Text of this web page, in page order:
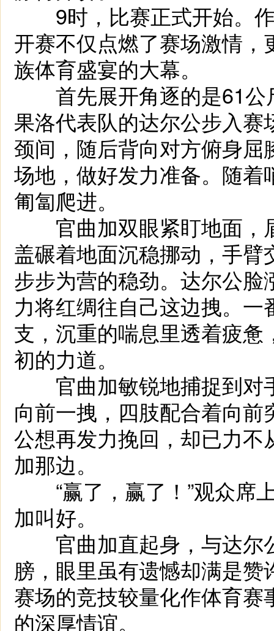
9时，比赛正式开始。作
开赛不仅点燃了赛场激情
族体育盛宴的大幕。
首先展开角逐的是61公
果洛代表队的达尔公步入
颈间，随后背向对方俯身
场地，做好发力准备。随
匍匐爬进。
官曲加双眼紧盯地面，
盖碾着地面沉稳挪动，手
步步为营的稳劲。达尔公
力将红绸往自己这边拽。
支，沉重的喘息里透着疲
初的力道。
官曲加敏锐地捕捉到对
向前一拽，四肢配合着向
公想再发力挽回，却已力
加那边。
“赢了，赢了！”观众席
加叫好。
官曲加直起身，与达尔
膀，眼里虽有遗憾却满是
赛场的竞技较量化作体育
的深厚情谊。